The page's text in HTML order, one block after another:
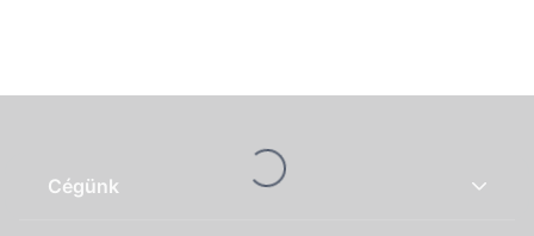
Loading...
Cégünk